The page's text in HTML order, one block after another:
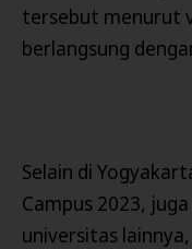
tersebut menurut
berlangsung
Selain di
Campus 2023,
universitas